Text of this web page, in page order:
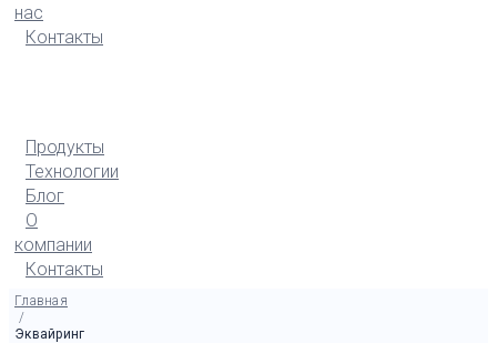
нас
Контакты
Продукты
Технологии
Блог
О
компании
Контакты
Главная
/
Эквайринг